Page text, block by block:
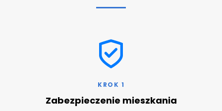
KROK 1
Zabezpieczenie mieszkania